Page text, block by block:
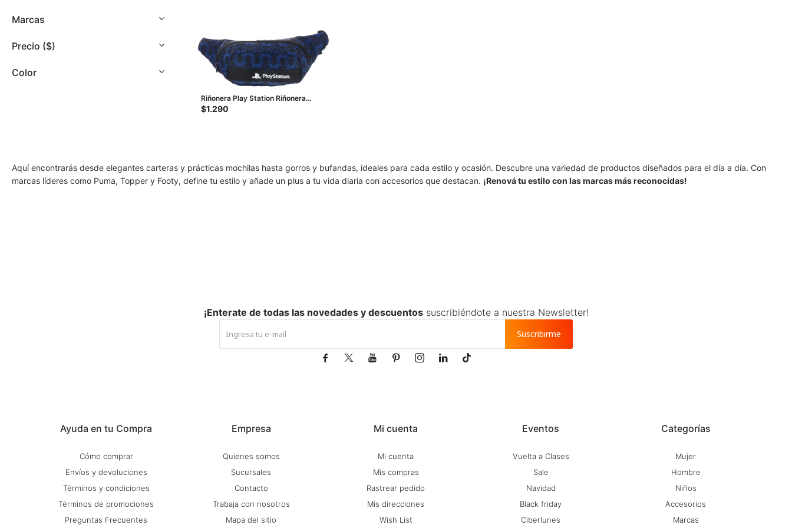
discapacidad
que
están
usando
para
abrir
Riñonera Play Station Riñonera
PlayStation - Negro - Azul
$1.290
Marcas
Precio ($)
Color
Aquí encontrarás desde elegantes carteras y prácticas mochilas hasta gorros y bufandas, ideales para cada estilo y ocasión. Descubre una variedad de productos diseñados para el día a día. Con
marcas líderes como Puma, Topper y Footy, define tu estilo y añade un plus a tu vida diaria con accesorios que destacan. ¡Renová tu estilo con las marcas más reconocidas!
Ayuda en tu Compra
Cómo comprar
Envíos y devoluciones
Términos y condiciones
Términos de promociones
Preguntas Frecuentes
Empresa
Quienes somos
Sucursales
Contacto
Trabaja con nosotros
Mapa del sitio
Mi cuenta
Mi cuenta
Mis compras
Rastrear pedido
Mis direcciones
Wish List
Eventos
Vuelta a Clases
Sale
Navidad
Black friday
Ciberlunes
Categorías
Mujer
Hombre
Niños
Accesorios
Marcas
¡Enterate de todas las novedades y descuentossuscribiéndote a nuestra Newsletter!
Suscribirme
      